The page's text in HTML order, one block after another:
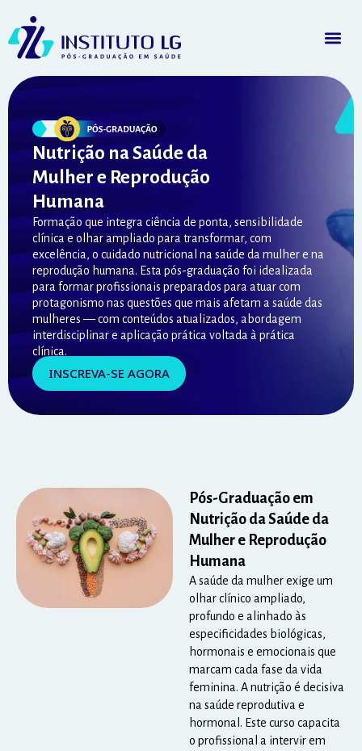
Nutrição na Saúde da
Mulher e Reprodução
Humana
Formação que integra ciência de ponta, sensibilidade
clínica e olhar ampliado para transformar, com
excelência, o cuidado nutricional na saúde da mulher e na
reprodução humana. Esta pós-graduação foi idealizada
para formar profissionais preparados para atuar com
protagonismo nas questões que mais afetam a saúde das
mulheres — com conteúdos atualizados, abordagem
interdisciplinar e aplicação prática voltada à prática
clínica.
INSCREVA-SE AGORA
Pós-Graduação em
Nutrição da Saúde da
Mulher e Reprodução
Humana
A saúde da mulher exige um
olhar clínico ampliado,
profundo e alinhado às
especificidades biológicas,
hormonais e emocionais que
marcam cada fase da vida
feminina. A nutrição é decisiva
na saúde reprodutiva e
hormonal. Este curso capacita
o profissional a intervir em